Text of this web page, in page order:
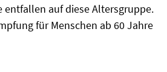
entfallen auf diese Altersgruppe.
für Menschen ab 60 Jahre